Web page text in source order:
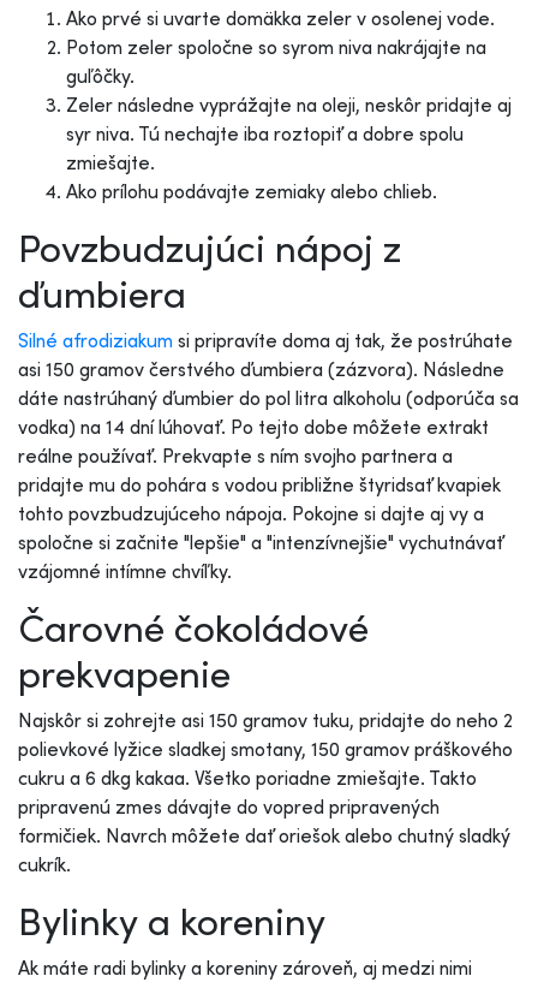
Ako prvé si uvarte domäkka zeler v osolenej vode.
Potom zeler spoločne so syrom niva nakrájajte na
guľôčky.
Zeler následne vyprážajte na oleji, neskôr pridajte aj
syr niva. Tú nechajte iba roztopiť a dobre spolu
zmiešajte.
Ako prílohu podávajte zemiaky alebo chlieb.
Povzbudzujúci nápoj z
ďumbiera
Silné afrodiziakum si pripravíte doma aj tak, že postrúhate
asi 150 gramov čerstvého ďumbiera (zázvora). Následne
dáte nastrúhaný ďumbier do pol litra alkoholu (odporúča sa
vodka) na 14 dní lúhovať. Po tejto dobe môžete extrakt
reálne používať. Prekvapte s ním svojho partnera a
pridajte mu do pohára s vodou približne štyridsať kvapiek
tohto povzbudzujúceho nápoja. Pokojne si dajte aj vy a
spoločne si začnite "lepšie" a "intenzívnejšie" vychutnávať
vzájomné intímne chvíľky.
Čarovné čokoládové
prekvapenie
Najskôr si zohrejte asi 150 gramov tuku, pridajte do neho 2
polievkové lyžice sladkej smotany, 150 gramov práškového
cukru a 6 dkg kakaa. Všetko poriadne zmiešajte. Takto
pripravenú zmes dávajte do vopred pripravených
formičiek. Navrch môžete dať oriešok alebo chutný sladký
cukrík.
Bylinky a koreniny
Ak máte radi bylinky a koreniny zároveň, aj medzi nimi